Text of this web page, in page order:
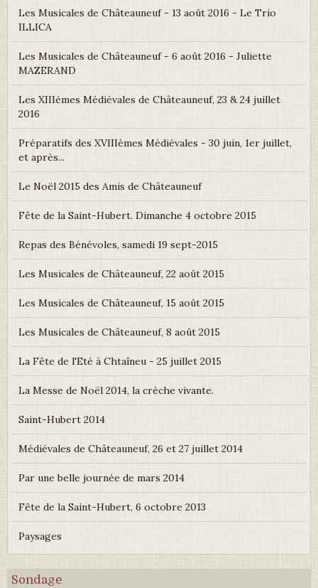
Les Musicales de Châteauneuf - 13 août 2016 - Le Trio
ILLICA
Les Musicales de Châteauneuf - 6 août 2016 - Juliette
MAZERAND
Les XIIIèmes Médiévales de Châteauneuf, 23 & 24 juillet
2016
Préparatifs des XVIIIèmes Médiévales - 30 juin, 1er juillet,
et après...
Le Noël 2015 des Amis de Châteauneuf
Fête de la Saint-Hubert. Dimanche 4 octobre 2015
Repas des Bénévoles, samedi 19 sept-2015
Les Musicales de Châteauneuf, 22 août 2015
Les Musicales de Châteauneuf, 15 août 2015
Les Musicales de Châteauneuf, 8 août 2015
La Fête de l'Eté à Chtaîneu - 25 juillet 2015
La Messe de Noël 2014, la crèche vivante.
Saint-Hubert 2014
Médiévales de Châteauneuf, 26 et 27 juillet 2014
Par une belle journée de mars 2014
Fête de la Saint-Hubert, 6 octobre 2013
Paysages
Sondage